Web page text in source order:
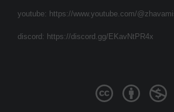
youtube: https://www.youtube.com/
discord: https://discord.gg/EKavNtPR4x